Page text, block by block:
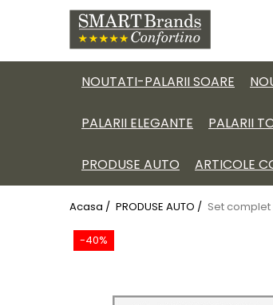
NOUTATI-PALARII SOARE
PALARII ELEGANTE PALARII
PRODUSE AUTO ARTICOLE
Acasa / PRODUSE AUTO / Set
-40%